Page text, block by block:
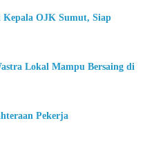
Kepala OJK Sumut, Siap
Lokal Mampu Bersaing di
Pekerja